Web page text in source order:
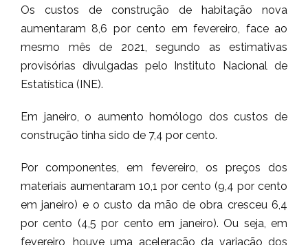
Os custos de construção de habitação nova
aumentaram 8,6 por cento em fevereiro, face ao
mesmo mês de 2021, segundo as estimativas
provisórias divulgadas pelo Instituto Nacional de
Estatística (INE).
Em janeiro, o aumento homólogo dos custos de
construção tinha sido de 7,4 por cento.
Por componentes, em fevereiro, os preços dos
materiais aumentaram 10,1 por cento (9,4 por cento
em janeiro) e o custo da mão de obra cresceu 6,4
por cento (4,5 por cento em janeiro). Ou seja, em
fevereiro, houve uma aceleração da variação dos